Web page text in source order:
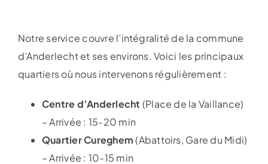
Notre service couvre l’intégralité de la commune
d’Anderlecht et ses environs. Voici les principaux
quartiers où nous intervenons régulièrement :
Centre d’Anderlecht (Place de la Vaillance)
– Arrivée : 15-20 min
Quartier Cureghem(Abattoirs, Gare du Midi)
– Arrivée : 10-15 min